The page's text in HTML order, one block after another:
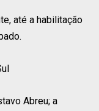
até a habilitação
Abreu; a